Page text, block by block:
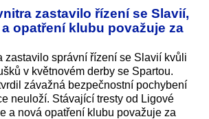
zastavilo řízení se Slavií,
opatření klubu považuje za
zastavilo správní řízení se Slavií kvůli
v květnovém derby se Spartou.
závažná bezpečnostní pochybení
neuloží. Stávající tresty od Ligové
a nová opatření klubu považuje za